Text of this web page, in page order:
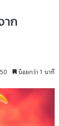
ก
น้อยกว่า 1 นาที